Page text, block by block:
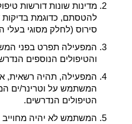
מדינות שונות דורשות
להטסתם, כדוגמת
סירוס (לחלק מסוגי בעלי
המפעילה תפרט בפני
והטיפולים הנוספים
המפעילה, תהיה רשאית,
המשתמש על וטרינר/ים
הטיפולים הנדרשים.
המשתמש לא יהיה מחוייב